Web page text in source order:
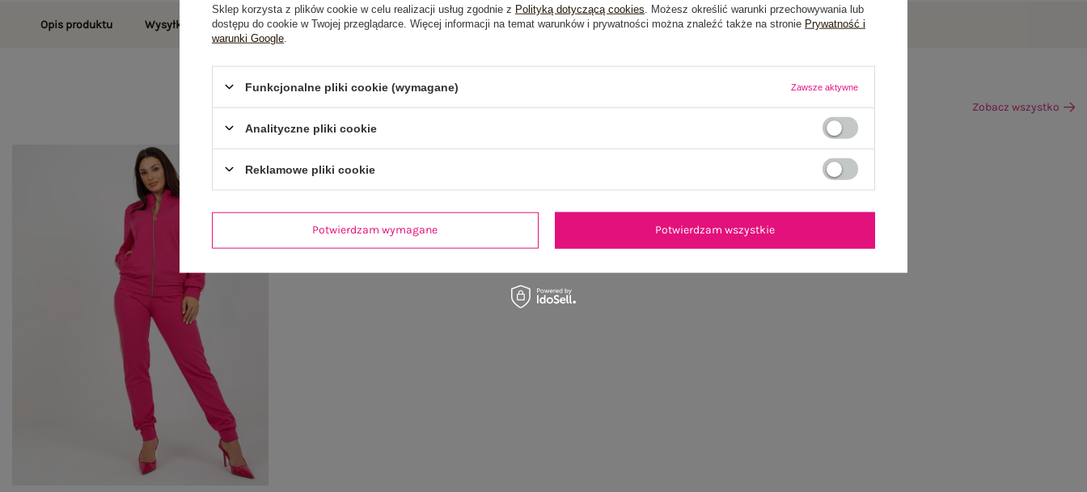
Opis produktu Wysyłka i dostawa Zwroty i reklamacje Opinie o produkcie(0)
Zobacz wszystko
Sklep korzysta z plików cookie w celu realizacji usług zgodnie z Polityką dotyczącą cookies . Możesz określić warunki przechowywania lub
dostępu do cookie w Twojej przeglądarce. Więcej informacji na temat warunków i prywatności można znaleźć także na stronie Prywatność i
warunki Google
Funkcjonalne pliki cookie (wymagane) Zawsze aktywne
Analityczne pliki cookie
Reklamowe pliki cookie
Potwierdzam wymagane Potwierdzam wszystkie